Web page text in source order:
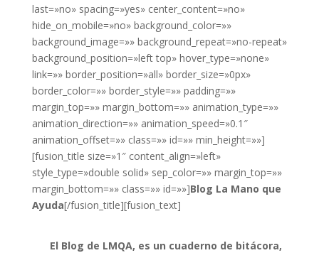
last=»no» spacing=»yes» center_content=»no»
hide_on_mobile=»no» background_color=»»
background_image=»» background_repeat=»no-repeat»
background_position=»left top» hover_type=»none»
link=»» border_position=»all» border_size=»0px»
border_color=»» border_style=»» padding=»»
margin_top=»» margin_bottom=»» animation_type=»»
animation_direction=»» animation_speed=»0.1″
animation_offset=»» class=»» id=»» min_height=»»]
[fusion_title size=»1″ content_align=»left»
style_type=»double solid» sep_color=»» margin_top=»»
margin_bottom=»» class=»» id=»»]Blog La Mano que
Ayuda[/fusion_title][fusion_text]
El Blog de LMQA, es un cuaderno de bitácora,